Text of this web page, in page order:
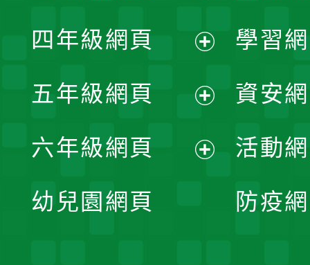
單
選
單
開
選
單
四年級網頁
開
選
五年級網頁
開
六年級網頁
幼兒園網頁
學習
資安
活動
防疫